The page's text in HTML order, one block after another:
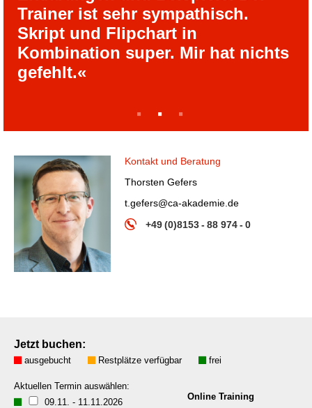
Trainer ist sehr sympathisch.
Skript und Flipchart in
Kombination super. Mir hat nichts
gefehlt.«
1 2 3
Kontakt und Beratung
Thorsten Gefers
t.gefers@ca-akademie.de
+49 (0)8153 - 88 974 - 0
Jetzt buchen:
ausgebucht Restplätze verfügbar frei
Aktuellen Termin auswählen:
09.11.
- 11.11.2026
Online Training